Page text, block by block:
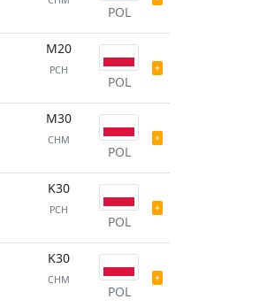
POL
M20
PCH
POL
M30
CHM
POL
K30
PCH
POL
K30
CHM
POL